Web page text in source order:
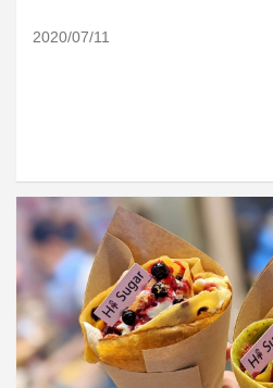
2020/07/11